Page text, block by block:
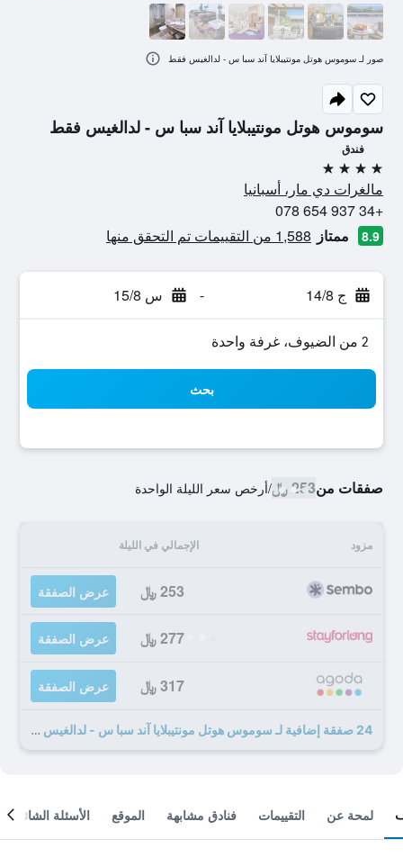
سوموس هوتل مونتيبلايا آند سبا س - لدالغيس فقط
فندق
4 نجوم
مالغرات دي مار، أسبانيا
+34 937 654 078
8.9 ممتاز 1,588 من التقييمات تم التحقق منها
ج 14/8 - س 15/8
2 من الضيوف، غرفة واحدة
بحث
صفقات من253 ﷼ /أرخص سعر الليلة الواحدة
مزود الإجمالي في الليلة
253 ﷼ عرض الصفقة
277 ﷼ عرض الصفقة
317 ﷼ عرض الصفقة
24 صفقة إضافية لـ سوموس هوتل مونتيبلايا آند سبا س - لدالغيس فقط
صور لـ سوموس هوتل مونتيبلايا آند سبا س - لدالغيس فقط
لمحة عن التقييمات فنادق مشابهة الموقع الأسئلة الشائعة